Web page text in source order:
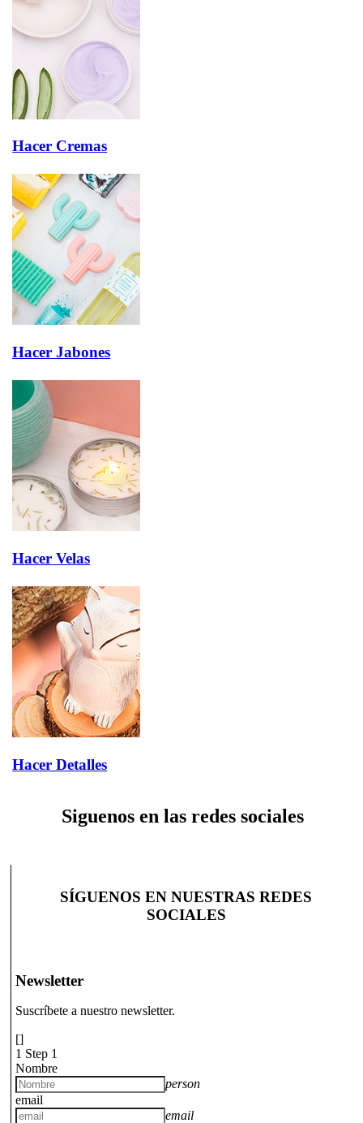
Hacer Cremas
Hacer Jabones
Hacer Velas
Hacer Detalles
Siguenos en las redes sociales
SÍGUENOS EN NUESTRAS REDES
SOCIALES
Newsletter
Suscríbete a nuestro newsletter.
[]
1 Step 1
Nombre
person
email
email